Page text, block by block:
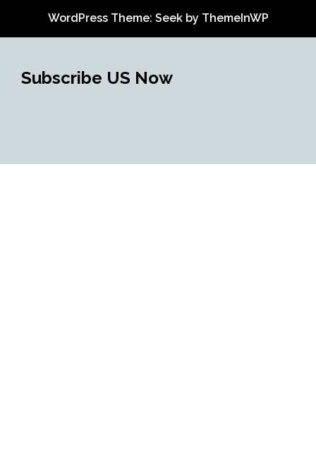
WordPress Theme: Seek by ThemeInWP
Subscribe US Now